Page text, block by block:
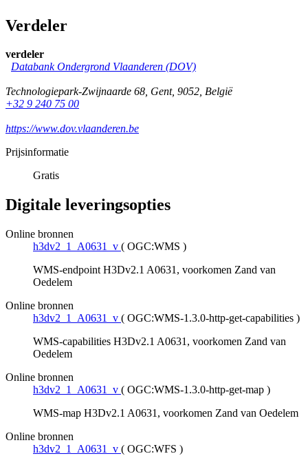
Verdeler
verdeler
Databank Ondergrond Vlaanderen (DOV)
Technologiepark-Zwijnaarde 68, Gent, 9052, België
+32 9 240 75 00
https://www.dov.vlaanderen.be
Prijsinformatie
Gratis
Digitale leveringsopties
Online bronnen
h3dv2_1_A0631_v ( OGC:WMS )
WMS-endpoint H3Dv2.1 A0631, voorkomen Zand van
Oedelem
Online bronnen
h3dv2_1_A0631_v ( OGC:WMS-1.3.0-http-get-capabilities )
WMS-capabilities H3Dv2.1 A0631, voorkomen Zand van
Oedelem
Online bronnen
h3dv2_1_A0631_v ( OGC:WMS-1.3.0-http-get-map )
WMS-map H3Dv2.1 A0631, voorkomen Zand van Oedelem
Online bronnen
h3dv2_1_A0631_v ( OGC:WFS )